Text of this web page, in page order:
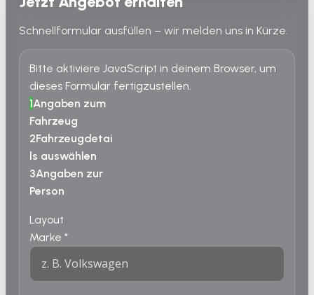
Schnellformular ausfüllen – wir melden uns in Kürze.
Bitte aktiviere JavaScript in deinem Browser, um
dieses Formular fertigzustellen.
1Angaben zum
Fahrzeug
2Fahrzeugdetai
ls auswählen
3Angaben zur
Person
Layout
Marke *